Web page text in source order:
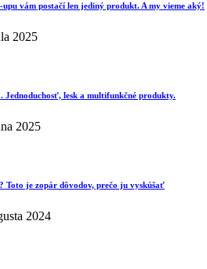
vám postačí len jediný produkt. A my vieme aký!
2025
Jednoduchosť, lesk a multifunkčné produkty.
2025
Toto je zopár dôvodov, prečo ju vyskúšať
2024